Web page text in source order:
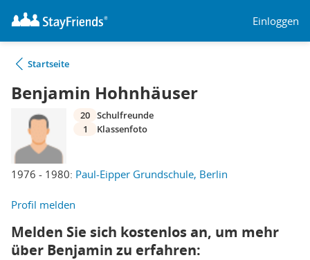
Einloggen
Startseite
Benjamin Hohnhäuser
1976 - 1980: Paul-Eipper Grundschule, Berlin
20 Schulfreunde
1
Klassenfoto
Profil melden
Melden Sie sich kostenlos an, um mehr
über Benjamin zu erfahren: